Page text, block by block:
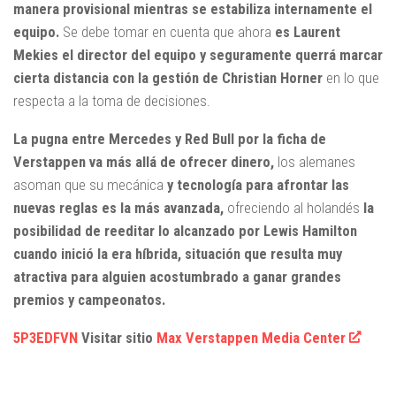
manera provisional mientras se estabiliza internamente el
equipo. Se debe tomar en cuenta que ahora es Laurent
Mekies el director del equipo y seguramente querrá marcar
cierta distancia con la gestión de Christian Horner en lo que
respecta a la toma de decisiones.
La pugna entre Mercedes y Red Bull por la ficha de
Verstappen va más allá de ofrecer dinero, los alemanes
asoman que su mecánica y tecnología para afrontar las
nuevas reglas es la más avanzada, ofreciendo al holandés la
posibilidad de reeditar lo alcanzado por Lewis Hamilton
cuando inició la era híbrida, situación que resulta muy
atractiva para alguien acostumbrado a ganar grandes
premios y campeonatos.
5P3EDFVN Visitar sitio Max Verstappen Media Center